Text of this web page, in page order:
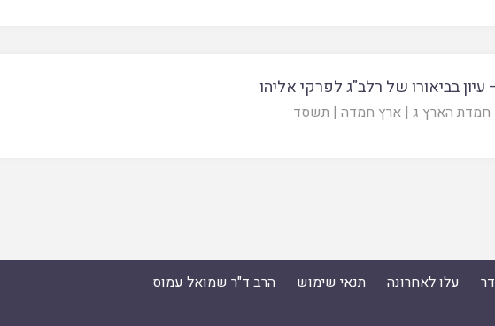
עיון בביאורו של רלב"ג לפרקי אליהו
חמדת הארץ ג |ארץ חמדה | תשסד
עלו לאחרונה תנאי שימוש
הרב ד"ר שמואל עמוס